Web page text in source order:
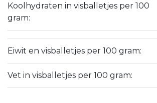
Koolhydraten in visballetjes per 100
gram:
Eiwit en visballetjes per 100 gram:
Vet in visballetjes per 100 gram: